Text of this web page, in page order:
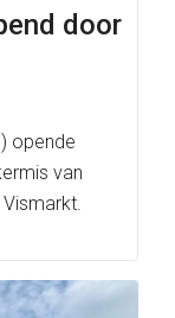
door
opende
van